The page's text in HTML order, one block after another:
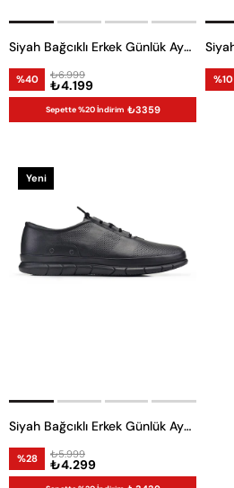
Siyah Bağcıklı Erkek Günlük Ayakkabı
%40 ₺4.199
₺6.999
Sepette %20 İndirim ₺3359
%10
Siyah Bağcıklı Erkek Günlük Ayakkabı
%28 ₺4.299
₺5.999
Yeni